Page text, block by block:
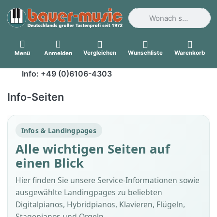
Geben Sie einen
Menü Anmelden Vergleichen Wunschliste Warenkorb
Info: +49 (0)6106-4303
Info-Seiten
Infos & Landingpages
Alle wichtigen Seiten auf
einen Blick
Hier finden Sie unsere Service-Informationen sowie
ausgewählte Landingpages zu beliebten
Digitalpianos, Hybridpianos, Klavieren, Flügeln,